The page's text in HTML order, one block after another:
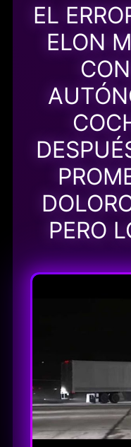
EL
ELON
PERO